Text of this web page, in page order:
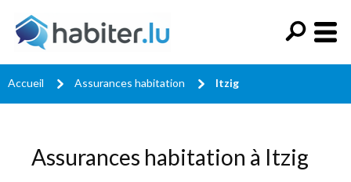
Accueil Assurances habitation Itzig
Assurances habitation à Itzig